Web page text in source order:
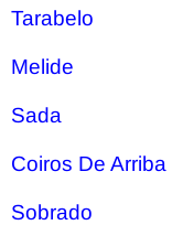
Tarabelo
Melide
Sada
Coiros De Arriba
Sobrado